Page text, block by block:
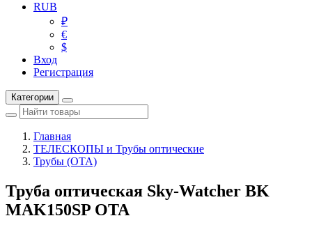
RUB
₽
€
$
Вход
Регистрация
Категории
Главная
ТЕЛЕСКОПЫ и Трубы оптические
Трубы (ОТА)
Труба оптическая Sky-Watcher BK
MAK150SP OTA